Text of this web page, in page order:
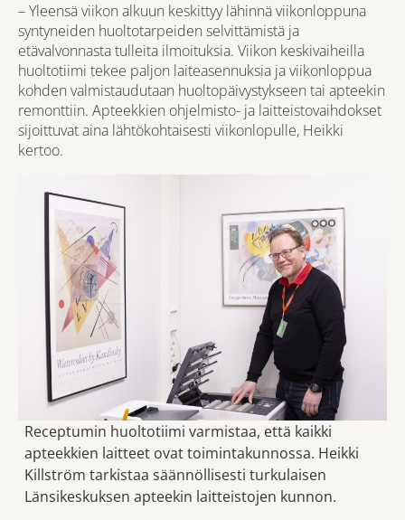
– Yleensä viikon alkuun keskittyy lähinnä viikonloppuna
syntyneiden huoltotarpeiden selvittämistä ja
etävalvonnasta tulleita ilmoituksia. Viikon keskivaiheilla
huoltotiimi tekee paljon laiteasennuksia ja viikonloppua
kohden valmistaudutaan huoltopäivystykseen tai apteekin
remonttiin. Apteekkien ohjelmisto- ja laitteistovaihdokset
sijoittuvat aina lähtökohtaisesti viikonlopulle, Heikki
kertoo.
Receptumin huoltotiimi varmistaa, että kaikki
apteekkien laitteet ovat toimintakunnossa. Heikki
Killström tarkistaa säännöllisesti turkulaisen
Länsikeskuksen apteekin laitteistojen kunnon.